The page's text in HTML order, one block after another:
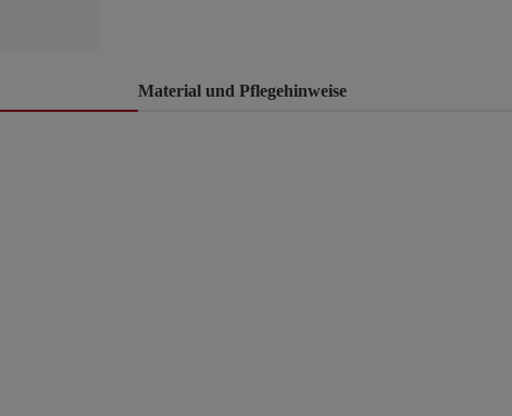
Material und Pflegehinweise